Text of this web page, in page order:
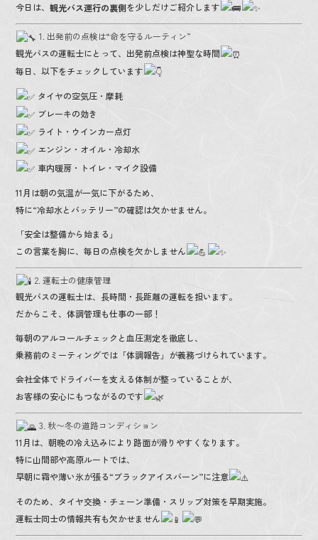
今日は、観光バス運行の裏側を少しだけご紹介します
1. 出発前の点検は“命を守るルーティン”
観光バスの運転士にとって、出発前点検は神聖な時間
毎日、以下をチェックしています
タイヤの空気圧・摩耗
ブレーキの効き
ライト・ウインカー点灯
エンジン・オイル・冷却水
車内暖房・トイレ・マイク設備
11月は朝の気温が一気に下がるため、
特に“冷却水とバッテリー”の確認は欠かせません。
「安全は整備から始まる」
この言葉を胸に、毎日の点検を欠かしません
2. 運転士の健康管理
観光バスの運転士は、長時間・長距離の運転を担います。
だからこそ、体調管理も仕事の一部！
毎朝のアルコールチェックと血圧測定を徹底し、
乗務前のミーティングでは「体調報告」が義務づけられています。
会社全体でドライバーを支える体制が整っていることが、
お客様の安心にもつながるのです
3. 秋〜冬の道路コンディション
11月は、朝晩の冷え込みにより路面が滑りやすくなります。
特に山間部や高原ルートでは、
早朝に霜や薄い氷が張る“ブラックアイスバーン”に注意
そのため、タイヤ交換・チェーン準備・スリップ対策を早期実施。
運転士同士の情報共有も欠かせません